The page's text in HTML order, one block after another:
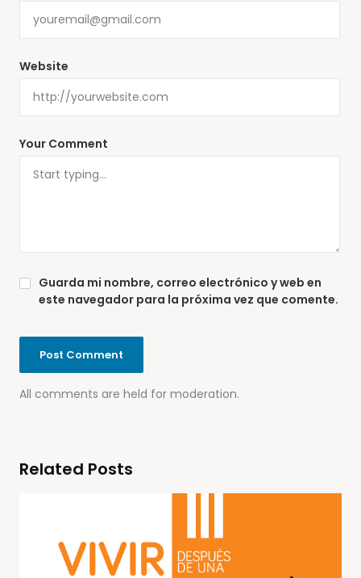
Your Comment
All comments are held for moderation.
Website
Guarda mi nombre, correo electrónico y web en
este navegador para la próxima vez que comente.
Related Posts